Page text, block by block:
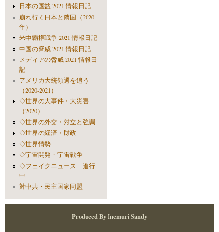
日本の国益 2021 情報日記
崩れ行く日本と隣国（2020
年）
米中覇権戦争 2021 情報日記
中国の脅威 2021 情報日記
メディアの脅威 2021 情報日
記
アメリカ大統領選を追う
（2020-2021）
◇世界の大事件・大災害
（2020）
◇世界の外交・対立と強調
◇世界の経済・財政
◇世界情勢
◇宇宙開発・宇宙戦争
◇フェイクニュース 進行
中
対中共・民主国家同盟
Produced By Inemuri Sandy